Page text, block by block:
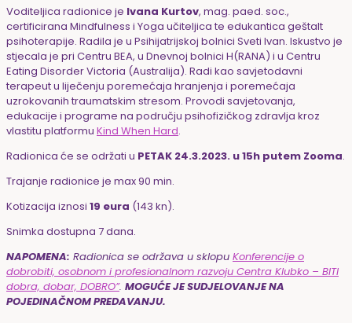
Voditeljica radionice je Ivana Kurtov, mag. paed. soc.,
certificirana Mindfulness i Yoga učiteljica te edukantica geštalt
psihoterapije. Radila je u Psihijatrijskoj bolnici Sveti Ivan. Iskustvo je
stjecala je pri Centru BEA, u Dnevnoj bolnici H(RANA) i u Centru
Eating Disorder Victoria (Australija). Radi kao savjetodavni
terapeut u liječenju poremećaja hranjenja i poremećaja
uzrokovanih traumatskim stresom. Provodi savjetovanja,
edukacije i programe na području psihofizičkog zdravlja kroz
vlastitu platformu Kind When Hard.
Radionica će se održati u PETAK 24.3.2023. u 15h putem Zooma.
Trajanje radionice je max 90 min.
Kotizacija iznosi 19 eura (143 kn).
Snimka dostupna 7 dana.
NAPOMENA: Radionica se održava u sklopu Konferencije o
dobrobiti, osobnom i profesionalnom razvoju Centra Klubko – BITI
dobra, dobar, DOBRO”. MOGUĆE JE SUDJELOVANJE NA
POJEDINAČNOM PREDAVANJU.